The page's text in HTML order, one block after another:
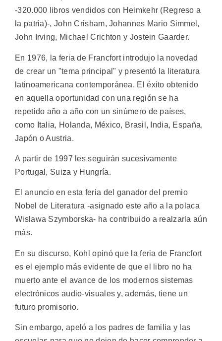
-320.000 libros vendidos con Heimkehr (Regreso a
la patria)-, John Crisham, Johannes Mario Simmel,
John Irving, Michael Crichton y Jostein Gaarder.
En 1976, la feria de Francfort introdujo la novedad
de crear un "tema principal" y presentó la literatura
latinoamericana contemporánea. El éxito obtenido
en aquella oportunidad con una región se ha
repetido año a año con un sinúmero de países,
como Italia, Holanda, México, Brasil, India, España,
Japón o Austria.
A partir de 1997 les seguirán sucesivamente
Portugal, Suiza y Hungría.
El anuncio en esta feria del ganador del premio
Nobel de Literatura -asignado este año a la polaca
Wislawa Szymborska- ha contribuido a realzarla aún
más.
En su discurso, Kohl opinó que la feria de Francfort
es el ejemplo más evidente de que el libro no ha
muerto ante el avance de los modernos sistemas
electrónicos audio-visuales y, además, tiene un
futuro promisorio.
Sin embargo, apeló a los padres de familia y las